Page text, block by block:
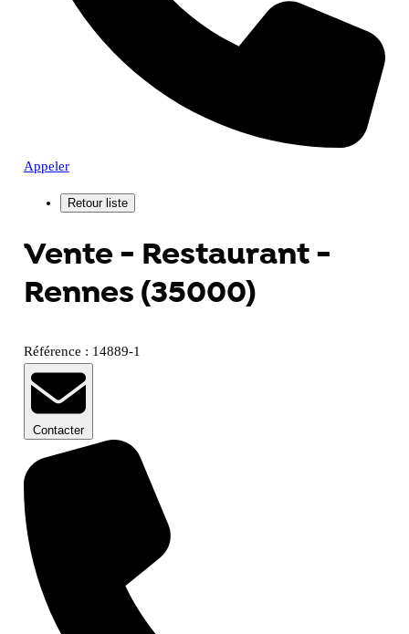
Appeler
Vente - Restaurant -
Rennes (35000)
Référence : 14889-1
Contacter